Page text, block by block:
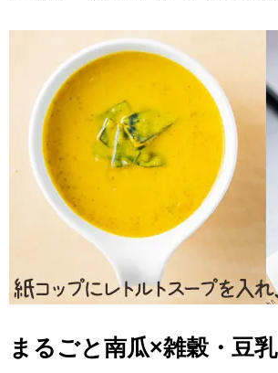
まるごと南瓜×雑穀・豆乳